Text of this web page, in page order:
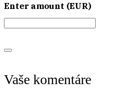
Enter amount (EUR)
Vaše komentáre